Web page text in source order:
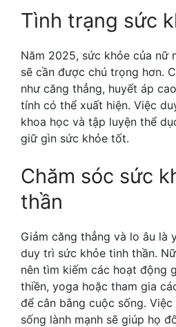
Tình trạng sức
Năm 2025, sức khỏe của nữ
sẽ cần được chú trọng hơn.
như căng thẳng, huyết áp
tính có thể xuất hiện. Việc
khoa học và tập luyện thể
giữ gìn sức khỏe tốt.
Chăm sóc sức
thần
Giảm căng thẳng và lo âu là
duy trì sức khỏe tinh thần.
nên tìm kiếm các hoạt động
thiền, yoga hoặc tham gia
để cân bằng cuộc sống.
sống lành mạnh sẽ giúp họ